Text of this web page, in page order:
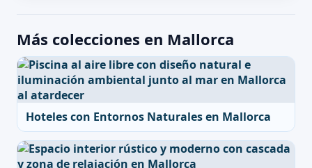
Más colecciones en Mallorca
Hoteles con Entornos Naturales en Mallorca